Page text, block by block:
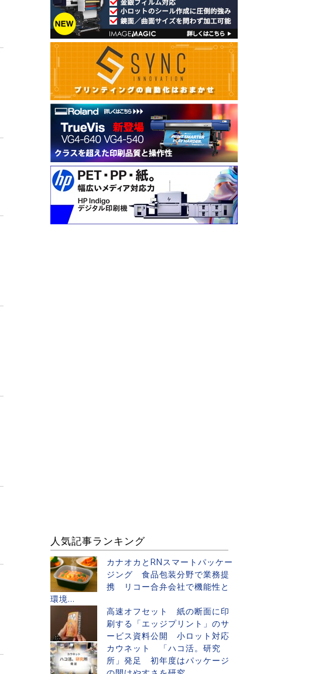
人気記事ランキング
カナオカとRNスマートパッケー
ジング 食品包装分野で業務提
携 リコー合弁会社で機能性と
環境...
高速オフセット 紙の断面に印
刷する「エッジプリント」のサ
ービス資料公開 小ロット対応
カウネット 「ハコ活。研究
所」発足 初年度はパッケージ